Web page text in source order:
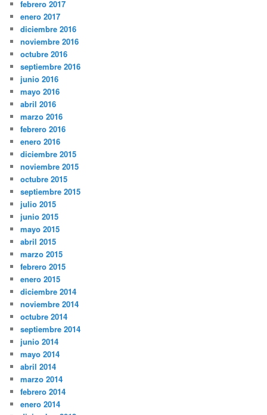
febrero 2017
enero 2017
diciembre 2016
noviembre 2016
octubre 2016
septiembre 2016
junio 2016
mayo 2016
abril 2016
marzo 2016
febrero 2016
enero 2016
diciembre 2015
noviembre 2015
octubre 2015
septiembre 2015
julio 2015
junio 2015
mayo 2015
abril 2015
marzo 2015
febrero 2015
enero 2015
diciembre 2014
noviembre 2014
octubre 2014
septiembre 2014
junio 2014
mayo 2014
abril 2014
marzo 2014
febrero 2014
enero 2014